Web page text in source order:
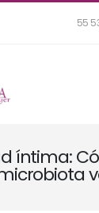
55
íntima: